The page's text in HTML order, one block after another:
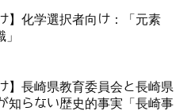
】化学選択者向け：「元素
】長崎県教育委員会と長崎県
知らない歴史的事実「長崎事